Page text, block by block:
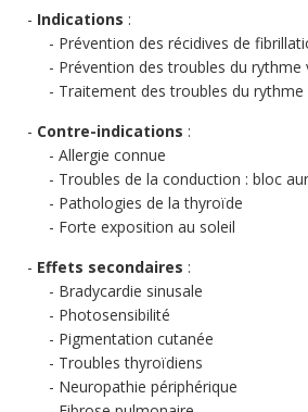
Indications :
Prévention des récidives de
Prévention des troubles du rythme
Traitement des troubles du rythme
Contre-indications :
Allergie connue
Troubles de la conduction : bloc
Pathologies de la thyroïde
Forte exposition au soleil
Effets secondaires :
Bradycardie sinusale
Photosensibilité
Pigmentation cutanée
Troubles thyroïdiens
Neuropathie périphérique